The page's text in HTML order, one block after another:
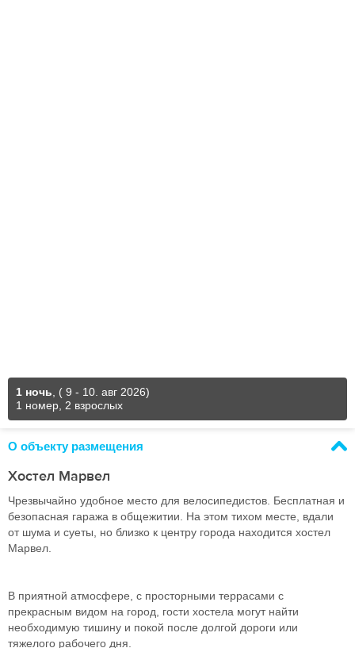
1 ночь
( 9 - 10. авг 2026)
1 номер, 2 взрослых
О объекту размещения
Хостел Марвел
Чрезвычайно удобное место для велосипедистов. Бесплатная и
безопасная гаража в общежитии. На этом тихом месте, вдали
от шума и суеты, но близко к центру города находится хостел
Марвел.
В приятной атмосфере, с просторными террасами с
прекрасным видом на город, гости хостела могут найти
необходимую тишину и покой после долгой дороги или
тяжелого рабочего дня.